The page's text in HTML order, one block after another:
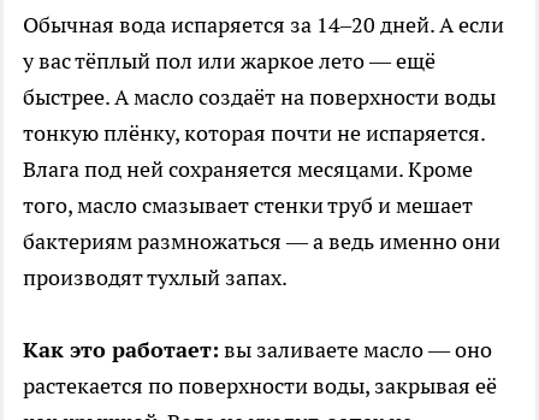
Обычная вода испаряется за 14–20 дней. А если
у вас тёплый пол или жаркое лето — ещё
быстрее. А масло создаёт на поверхности воды
тонкую плёнку, которая почти не испаряется.
Влага под ней сохраняется месяцами. Кроме
того, масло смазывает стенки труб и мешает
бактериям размножаться — а ведь именно они
производят тухлый запах.
Как это работает: вы заливаете масло — оно
растекается по поверхности воды, закрывая её